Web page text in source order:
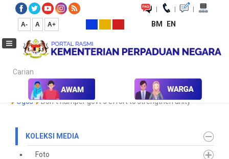
| | |
A- A A+ BM EN
Carian...
Laman Utama Media Koleksi Media Keratan Akhbar
Ogos
Don`t hamper govt`s effort to strengthen unity
KOLEKSI MEDIA
Foto